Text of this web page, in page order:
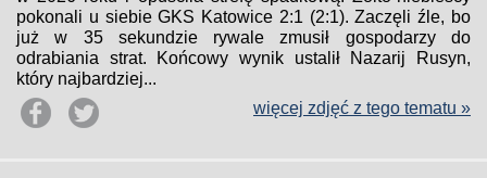
pokonali u siebie GKS Katowice 2:1 (2:1). Zaczęli źle, bo
już w 35 sekundzie rywale zmusił gospodarzy do
odrabiania strat. Końcowy wynik ustalił Nazarij Rusyn,
który najbardziej...
więcej zdjęć z tego tematu »